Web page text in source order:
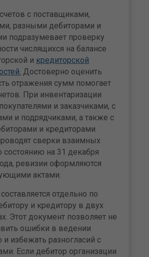
с поставщиками,
разными дебиторами и
подразумевает проверку
числящихся на балансе
и кредиторской
Достоверно оценить
отражения сумм помогает
При инвентаризации
и заказчиками, с
и подрядчиками, а также с
и кредиторами
сверки взаимных
состоянию на 31 декабря
ревизии оформляются
актами.
отдельно по
и кредитору в двух
Этот документ позволяет не
ошибки в ведении
и избежать разногласий с
Если дебитор организации